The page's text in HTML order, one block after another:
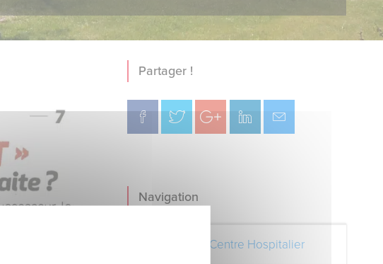
Partager !
Navigation
Découvrez le Centre Hospitalier